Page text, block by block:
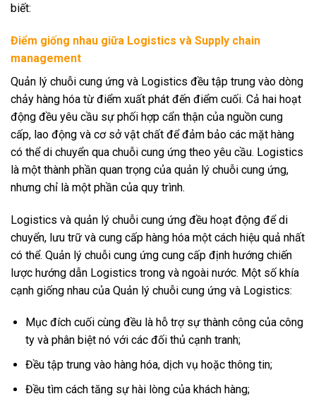
biết:
Điểm giống nhau giữa Logistics và Supply chain
management
Quản lý chuỗi cung ứng và Logistics đều tập trung vào dòng
chảy hàng hóa từ điểm xuất phát đến điểm cuối. Cả hai hoạt
động đều yêu cầu sự phối hợp cẩn thận của nguồn cung
cấp, lao động và cơ sở vật chất để đảm bảo các mặt hàng
có thể di chuyển qua chuỗi cung ứng theo yêu cầu. Logistics
là một thành phần quan trọng của quản lý chuỗi cung ứng,
nhưng chỉ là một phần của quy trình.
Logistics và quản lý chuỗi cung ứng đều hoạt động để di
chuyển, lưu trữ và cung cấp hàng hóa một cách hiệu quả nhất
có thể. Quản lý chuỗi cung ứng cung cấp định hướng chiến
lược hướng dẫn Logistics trong và ngoài nước. Một số khía
cạnh giống nhau của Quản lý chuỗi cung ứng và Logistics:
Mục đích cuối cùng đều là hỗ trợ sự thành công của công
ty và phân biệt nó với các đối thủ cạnh tranh;
Đều tập trung vào hàng hóa, dịch vụ hoặc thông tin;
Đều tìm cách tăng sự hài lòng của khách hàng;